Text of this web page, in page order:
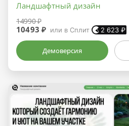
Ландшафтный дизайн
14990 ₽
10493 ₽ или в Сплит 2 623 ₽
Демоверсия